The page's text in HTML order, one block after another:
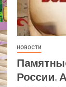
НОВОСТИ
России.